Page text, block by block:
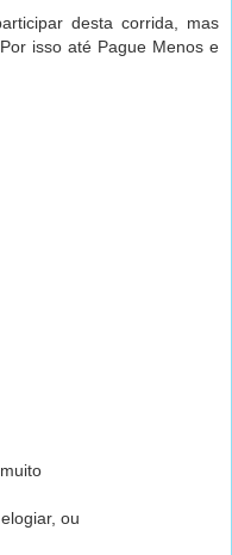
desta corrida, mas
isso até Pague Menos e
ou